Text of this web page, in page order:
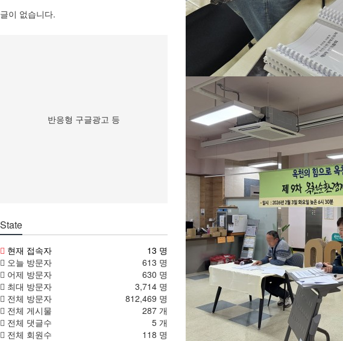
글이 없습니다.
반응형 구글광고 등
State
현재 접속자
13 명
오늘 방문자
613 명
어제 방문자
630 명
최대 방문자
3,714 명
전체 방문자
812,469 명
전체 게시물
287 개
전체 댓글수
5 개
전체 회원수
118 명